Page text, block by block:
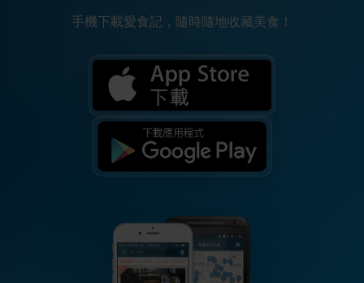
手機下載愛食記，隨時隨地收藏美食！